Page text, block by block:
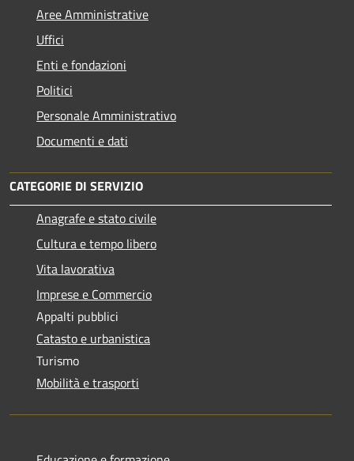
Aree Amministrative
Uffici
Enti e fondazioni
Politici
Personale Amministrativo
Documenti e dati
CATEGORIE DI SERVIZIO
Anagrafe e stato civile
Cultura e tempo libero
Vita lavorativa
Imprese e Commercio
Appalti pubblici
Catasto e urbanistica
Turismo
Mobilità e trasporti